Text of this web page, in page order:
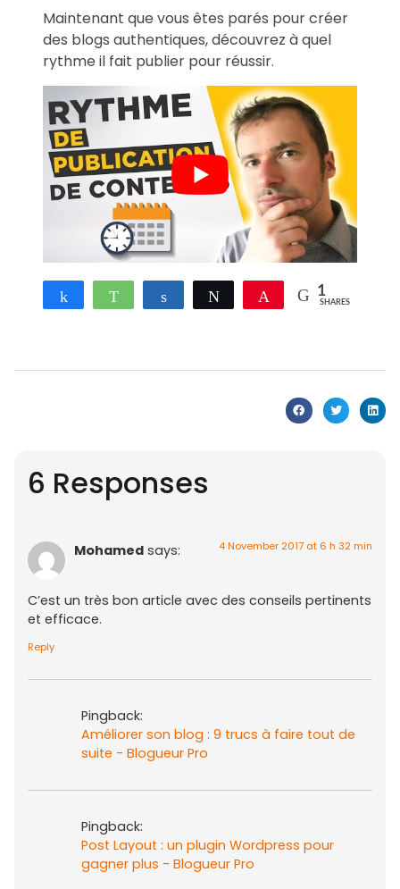
Maintenant que vous êtes parés pour créer
des blogs authentiques, découvrez à quel
rythme il fait publier pour réussir.
Share WhatsApp Share Tweet Pin 1
SHARES
6 Responses
Mohamed says: 4 November 2017 at 6 h 32 min
C’est un très bon article avec des conseils pertinents
et efficace.
Reply
Pingback:
Améliorer son blog : 9 trucs à faire tout de
suite - Blogueur Pro
Pingback:
Post Layout : un plugin Wordpress pour
gagner plus - Blogueur Pro